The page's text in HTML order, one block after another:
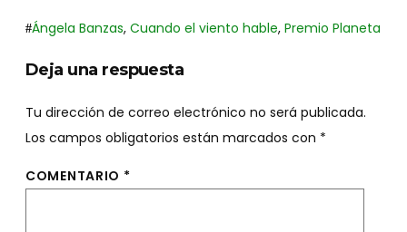
Ángela Banzas, Cuando el viento hable, Premio Planeta
Deja una respuesta
Tu dirección de correo electrónico no será publicada.
Los campos obligatorios están marcados con *
COMENTARIO *